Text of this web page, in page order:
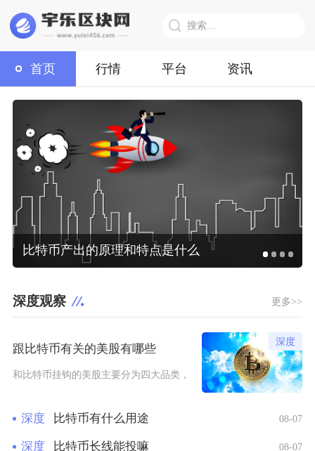
首页 行情 平台 资讯
比特币产出的原理和特点是什么
深度观察 更多>>
跟比特币有关的美股有哪些
和比特币挂钩的美股主要分为四大品类，分别是比特币现货/期货ETF
深度 比特币有什么用途 08-07
深度 比特币长线能投嘛 08-07